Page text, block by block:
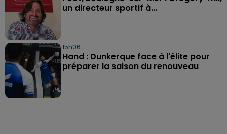
un directeur sportif à...
15h06
Hand : Dunkerque face à l'élite pour
préparer la saison du renouveau